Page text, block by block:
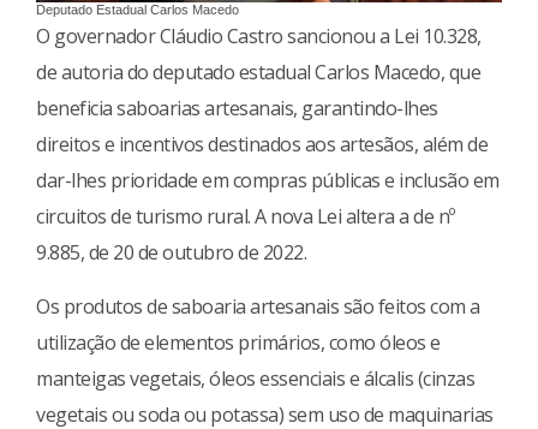
Deputado Estadual Carlos Macedo
O governador Cláudio Castro sancionou a Lei 10.328,
de autoria do deputado estadual Carlos Macedo, que
beneficia saboarias artesanais, garantindo-lhes
direitos e incentivos destinados aos artesãos, além de
dar-lhes prioridade em compras públicas e inclusão em
circuitos de turismo rural. A nova Lei altera a de nº
9.885, de 20 de outubro de 2022.
Os produtos de saboaria artesanais são feitos com a
utilização de elementos primários, como óleos e
manteigas vegetais, óleos essenciais e álcalis (cinzas
vegetais ou soda ou potassa) sem uso de maquinarias